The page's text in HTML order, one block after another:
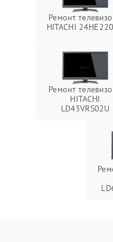
Ремонт
HITACHI
Ремонт
HITACHI
LD43VRS02U